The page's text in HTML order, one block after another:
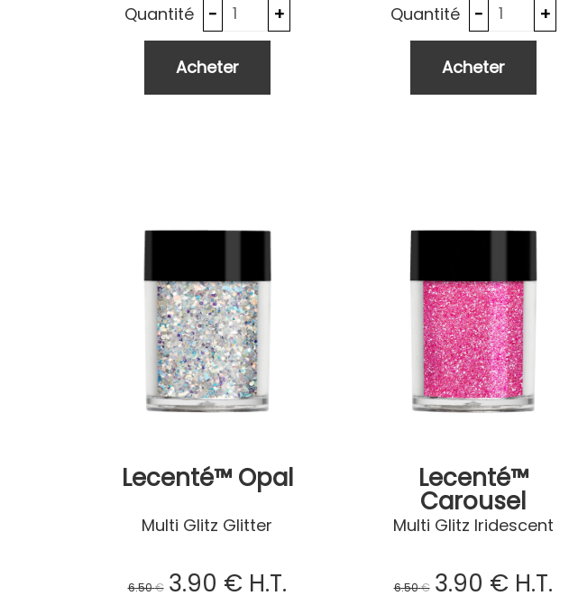
Quantité Quantité
Lecenté™ Opal
Multi Glitz Glitter
6.50€ 3.90 € H.T.
Lecenté™
Carousel
Multi Glitz Iridescent
6.50€ 3.90 € H.T.